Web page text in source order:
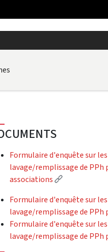
Formulaire d'enquête sur
lavage/remplissage de
associations
(External link)
Formulaire d'enquête sur
lavage/remplissage de
Formulaire d'enquête sur
lavage/remplissage de